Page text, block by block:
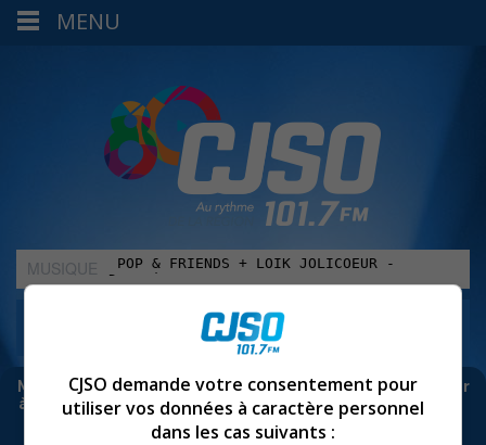
MUSIQUE
Meta bloque les infos sur Facebook. Pour ne rien manquer
à Sorel-Tracy et la région, abonne-toi à notre infolettre :
MENU
CJSO demande votre consentement pour
utiliser vos données à caractère personnel
dans les cas suivants :